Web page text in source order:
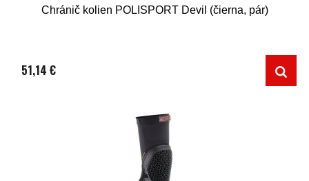
Chránič kolien POLISPORT Devil (čierna, pár)
51,14 €